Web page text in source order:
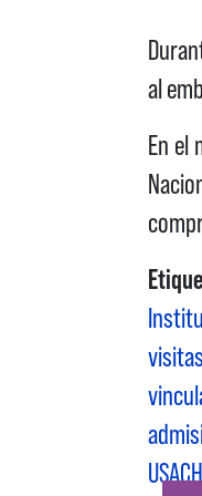
al
En el
visitas
USACH